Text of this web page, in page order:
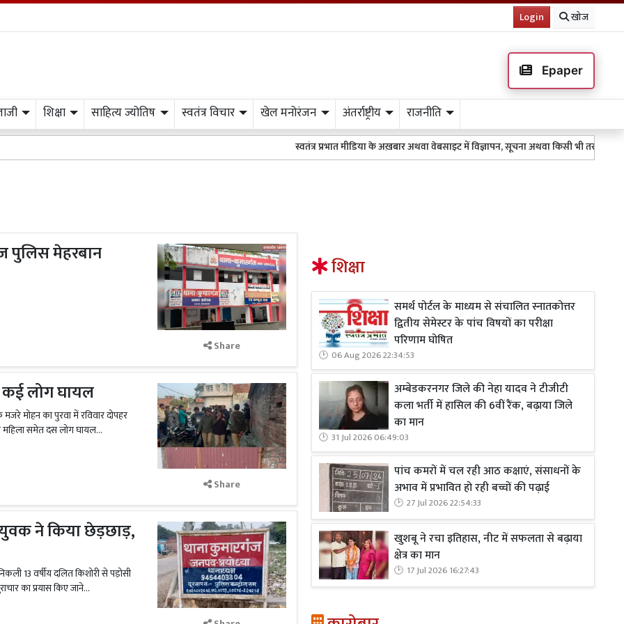
Login खोज
Epaper
शिक्षा साहित्य ज्योतिष स्वतंत्र विचार खेल मनोरंजन अंतर्राष्ट्रीय राजनीति
स्वतंत्र प्रभात मीडिया के अख़बार अथवा वेबसाइट में विज्ञापन, सूचना अथवा किसी भी तरह के
पुलिस मेहरबान
Share
कई लोग घायल
मोहन का पुरवा में रविवार दोपहर
महिला समेत दस लोग घायल...
Share
युवक ने किया छेड़छाड़,
13 वर्षीय दलित किशोरी से पड़ोसी
का प्रयास किए जाने...
शिक्षा
समर्थ पोर्टल के माध्यम से संचालित स्नातकोत्तर
द्वितीय सेमेस्टर के पांच विषयों का परीक्षा
परिणाम घोषित
06 Aug 2026 22:34:53
अम्बेडकरनगर जिले की नेहा यादव ने टीजीटी
कला भर्ती में हासिल की 6वीं रैंक, बढ़ाया जिले
का मान
31 Jul 2026 06:49:03
पांच कमरों में चल रही आठ कक्षाएं, संसाधनों के
अभाव में प्रभावित हो रही बच्चों की पढ़ाई
27 Jul 2026 22:54:33
खुशबू ने रचा इतिहास, नीट में सफलता से बढ़ाया
क्षेत्र का मान
17 Jul 2026 16:27:43